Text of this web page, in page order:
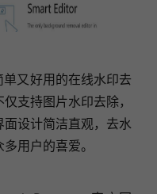
又好用的在线水印去
支持图片水印去除，
设计简洁直观，去水
用户的喜爱。